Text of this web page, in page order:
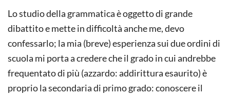
Lo studio della grammatica è oggetto di grande
dibattito e mette in difficoltà anche me, devo
confessarlo; la mia (breve) esperienza sui due ordini di
scuola mi porta a credere che il grado in cui andrebbe
frequentato di più (azzardo: addirittura esaurito) è
proprio la secondaria di primo grado: conoscere il